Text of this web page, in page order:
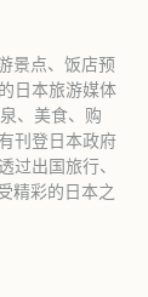
景点、饭店预
日本旅游媒体
、美食、购
刊登日本政府
出国旅行、
精彩的日本之